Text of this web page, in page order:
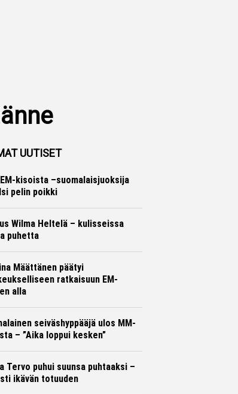
UUTISET
kisoista –suomalaisjuoksija
pelin poikki
Wilma Heltelä – kulisseissa
puhetta
Määttänen päätyi
ratkaisuun EM-
alla
seiväshyppääjä ulos MM-
– ”Aika loppui kesken”
Tervo puhui suunsa puhtaaksi –
ikävän totuuden